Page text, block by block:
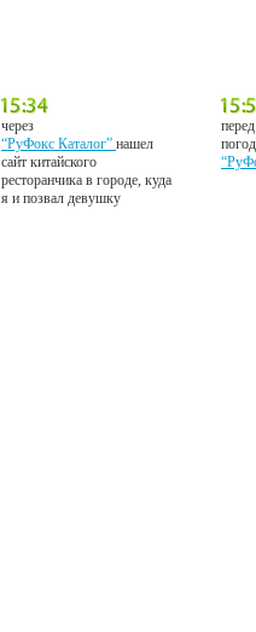
через
“РуФокс Каталог”нашел
сайт китайского
ресторанчика в городе, куда
я и позвал девушку